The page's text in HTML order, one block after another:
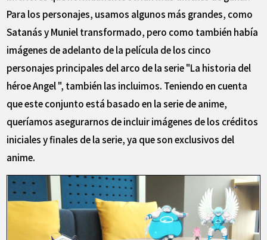
Para los personajes, usamos algunos más grandes, como
Satanás y Muniel transformado, pero como también había
imágenes de adelanto de la película de los cinco
personajes principales del arco de la serie "La historia del
héroe Angel ", también las incluimos. Teniendo en cuenta
que este conjunto está basado en la serie de anime,
queríamos asegurarnos de incluir imágenes de los créditos
iniciales y finales de la serie, ya que son exclusivos del
anime.